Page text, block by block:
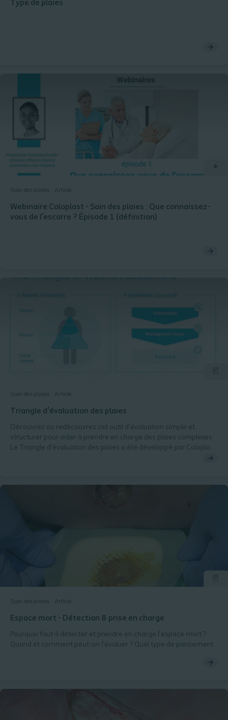
Type de plaies
Soin des plaies Article
Webinaire Coloplast - Soin des plaies : Que connaissez-
vous de l’escarre ? Épisode 1 (définition)
Soin des plaies Article
Triangle d'évaluation des plaies
Découvrez ou redécouvrez cet outil d’évaluation simple et
structurer pour aider à prendre en charge des plaies complexes.
Le Triangle d'évaluation des plaies a été développé par Coloplast
Soin des plaies Article
Espace mort - Détection & prise en charge
Pourquoi faut-il détecter et prendre en charge l’espace mort ?
Quand et comment peut-on l'évaluer ? Quel type de pansement